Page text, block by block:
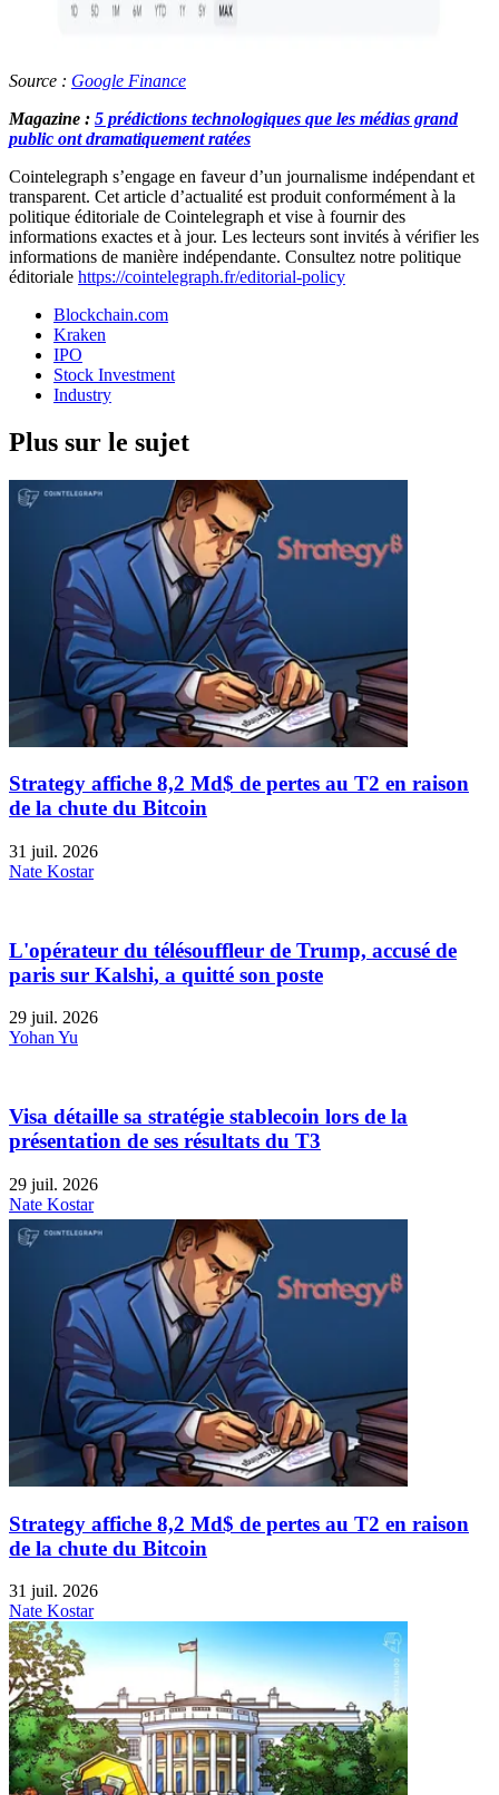
Source : Google Finance
Magazine : 5 prédictions technologiques que les médias grand
public ont dramatiquement ratées
Cointelegraph s’engage en faveur d’un journalisme indépendant et
transparent. Cet article d’actualité est produit conformément à la
politique éditoriale de Cointelegraph et vise à fournir des
informations exactes et à jour. Les lecteurs sont invités à vérifier les
informations de manière indépendante. Consultez notre politique
éditoriale https://cointelegraph.fr/editorial-policy
Blockchain.com
Kraken
IPO
Stock Investment
Industry
Plus sur le sujet
Strategy affiche 8,2 Md$ de pertes au T2 en raison
de la chute du Bitcoin
31 juil. 2026
Nate Kostar
L'opérateur du télésouffleur de Trump, accusé de
paris sur Kalshi, a quitté son poste
29 juil. 2026
Yohan Yu
Visa détaille sa stratégie stablecoin lors de la
présentation de ses résultats du T3
29 juil. 2026
Nate Kostar
Strategy affiche 8,2 Md$ de pertes au T2 en raison
de la chute du Bitcoin
31 juil. 2026
Nate Kostar